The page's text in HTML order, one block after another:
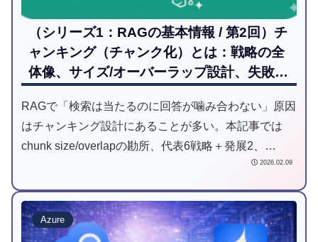
（シリーズ1：RAGの基本情報 / 第2回）チ
ャンキング（チャンク化）とは：戦略の全
体像、サイズ/オーバーラップ設計、失敗パ
RAGで「検索は当たるのに回答が噛み合わない」原因
はチャンキング設計にあることが多い。本記事では
chunk size/overlapの勘所、代表6戦略＋発展2、
LangChain×Vertex AI（Gemini Embedding）デモで検
2026.02.09
Azure